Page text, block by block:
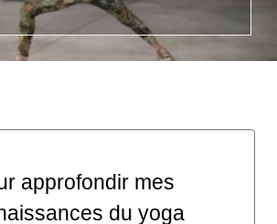
approfondir mes
du yoga